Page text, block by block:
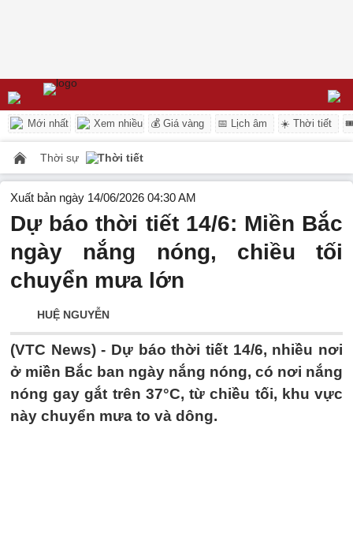
Mới nhất Xem nhiều 💰 Giá vàng 📅 Lịch âm ☀️ Thời tiết
Thời sự Thời tiết
Xuất bản ngày 14/06/2026 04:30 AM
Dự báo thời tiết 14/6: Miền Bắc
ngày nắng nóng, chiều tối
chuyển mưa lớn
HUỆ NGUYỄN
(VTC News) - Dự báo thời tiết 14/6, nhiều nơi
ở miền Bắc ban ngày nắng nóng, có nơi nắng
nóng gay gắt trên 37°C, từ chiều tối, khu vực
này chuyển mưa to và dông.